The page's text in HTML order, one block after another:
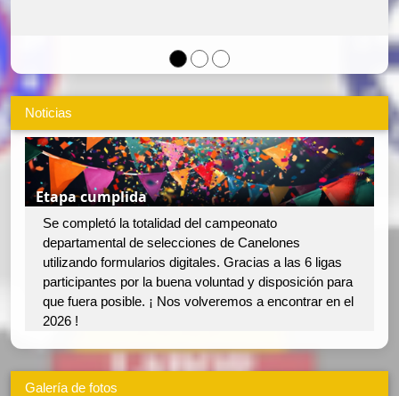
Noticias
Etapa cumplida
Se completó la totalidad del campeonato
departamental de selecciones de Canelones
utilizando formularios digitales. Gracias a las 6 ligas
participantes por la buena voluntad y disposición para
que fuera posible. ¡ Nos volveremos a encontrar en el
2026 !
Galería de fotos